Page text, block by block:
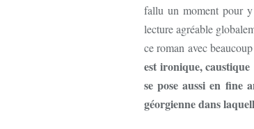
fallu un moment pour
lecture agréable
ce roman avec
est ironique,
se pose aussi en fine
géorgienne dans